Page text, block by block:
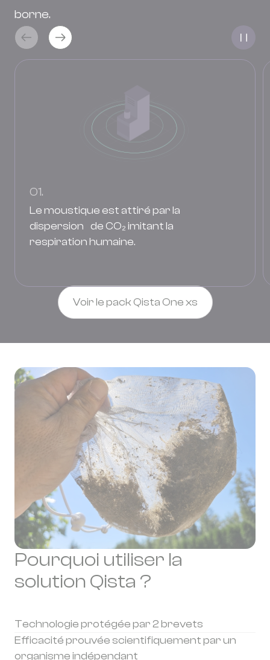
borne.
01.
Le moustique est attiré par la
dispersion de CO₂ imitant la
respiration humaine.
Voir le pack Qista One xs
Pourquoi utiliser la
solution Qista ?
Technologie protégée par 2 brevets
Efficacité prouvée scientifiquement par un
organisme indépendant